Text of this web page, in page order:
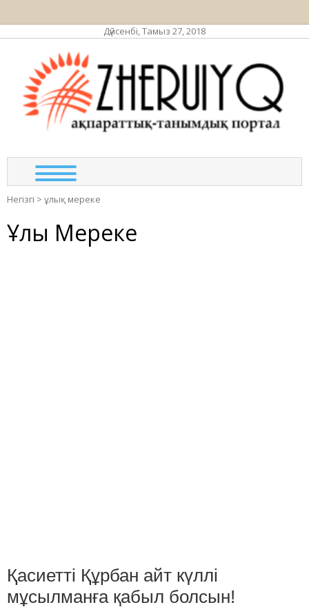
Дүйсенбі, Тамыз 27, 2018
Негізгі > ұлық мереке
Ұлық Мереке
Қасиетті Құрбан айт күллі
мұсылманға қабыл болсын!